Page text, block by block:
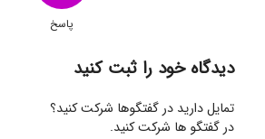
پاسخ
دیدگاه خود را ثبت کنید
تمایل دارید در گفتگوها شرکت کنید؟
در گفتگو ها شرکت کنید.